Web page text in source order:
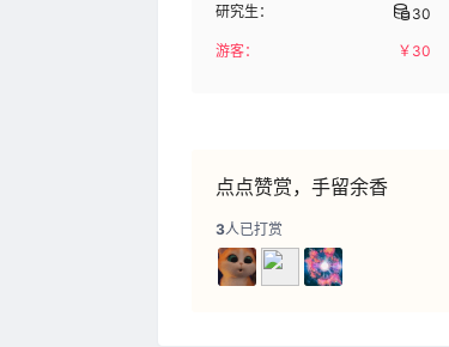
研究生： 30
游客： ￥ 30
点点赞赏，手留余香
3人已打赏